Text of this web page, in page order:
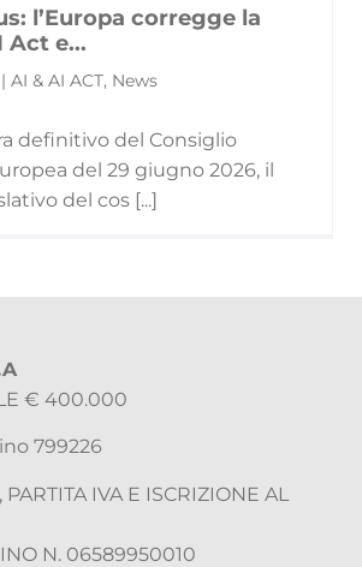
l’Europa corregge la
Act e...
& AI ACT, News
definitivo del Consiglio
del 29 giugno 2026, il
del cos [...]
€ 400.000
799226
IVA E ISCRIZIONE AL
N. 06589950010